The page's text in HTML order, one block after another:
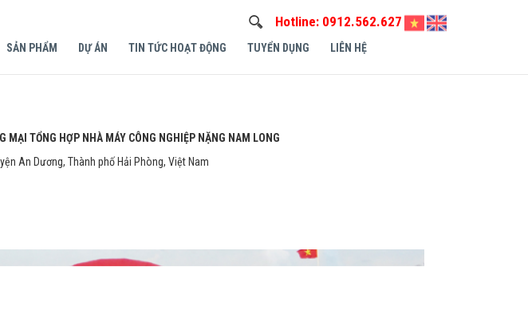
SẢN PHẨM DỰ ÁN TIN TỨC HOẠT ĐỘNG TUYỂN DỤNG LIÊN HỆ
Hotline: 0912.562.627
MẠI TỔNG HỢP NHÀ MÁY CÔNG NGHIỆP NẶNG NAM LONG
An Dương, Thành phố Hải Phòng, Việt Nam